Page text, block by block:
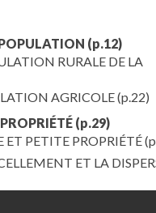
(p.12)
RURALE DE LA
AGRICOLE(p.22)
(p.29)
PETITE PROPRIÉTÉ
ET LA